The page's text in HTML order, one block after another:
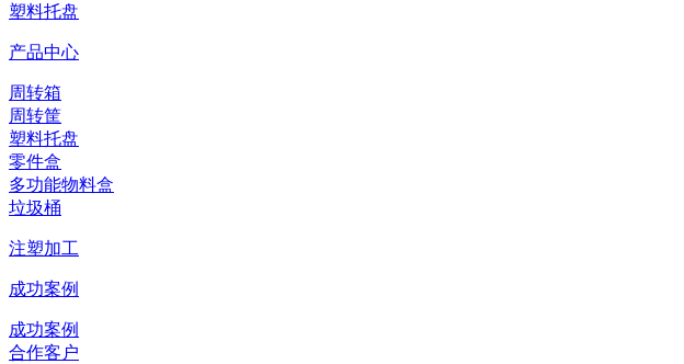
塑料托盘
产品中心
周转箱
周转筐
塑料托盘
零件盒
多功能物料盒
垃圾桶
注塑加工
成功案例
成功案例
合作客户